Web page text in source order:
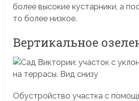
более высокие кустарники, а
то более низкое.
Вертикальное
Обустройство участка с